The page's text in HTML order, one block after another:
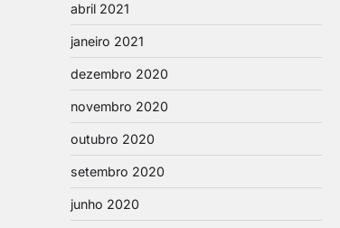
abril 2021
janeiro 2021
dezembro 2020
novembro 2020
outubro 2020
setembro 2020
junho 2020